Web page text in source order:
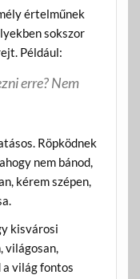
értelműnek
sokszor
Például:
erre? Nem
Röpködnek
nem bánod,
kérem szépen,
kisvárosi
világosan,
világ fontos